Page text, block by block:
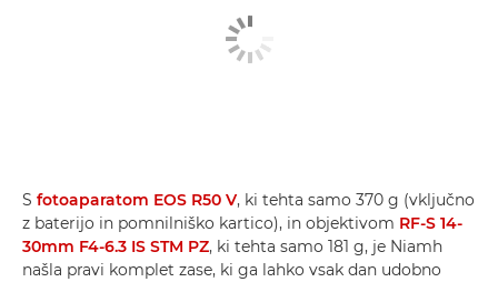
S fotoaparatom EOS R50 V, ki tehta samo 370 g (vključno
z baterijo in pomnilniško kartico), in objektivom RF-S 14-
30mm F4-6.3 IS STM PZ, ki tehta samo 181 g, je Niamh
našla pravi komplet zase, ki ga lahko vsak dan udobno